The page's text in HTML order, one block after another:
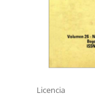
Licencia